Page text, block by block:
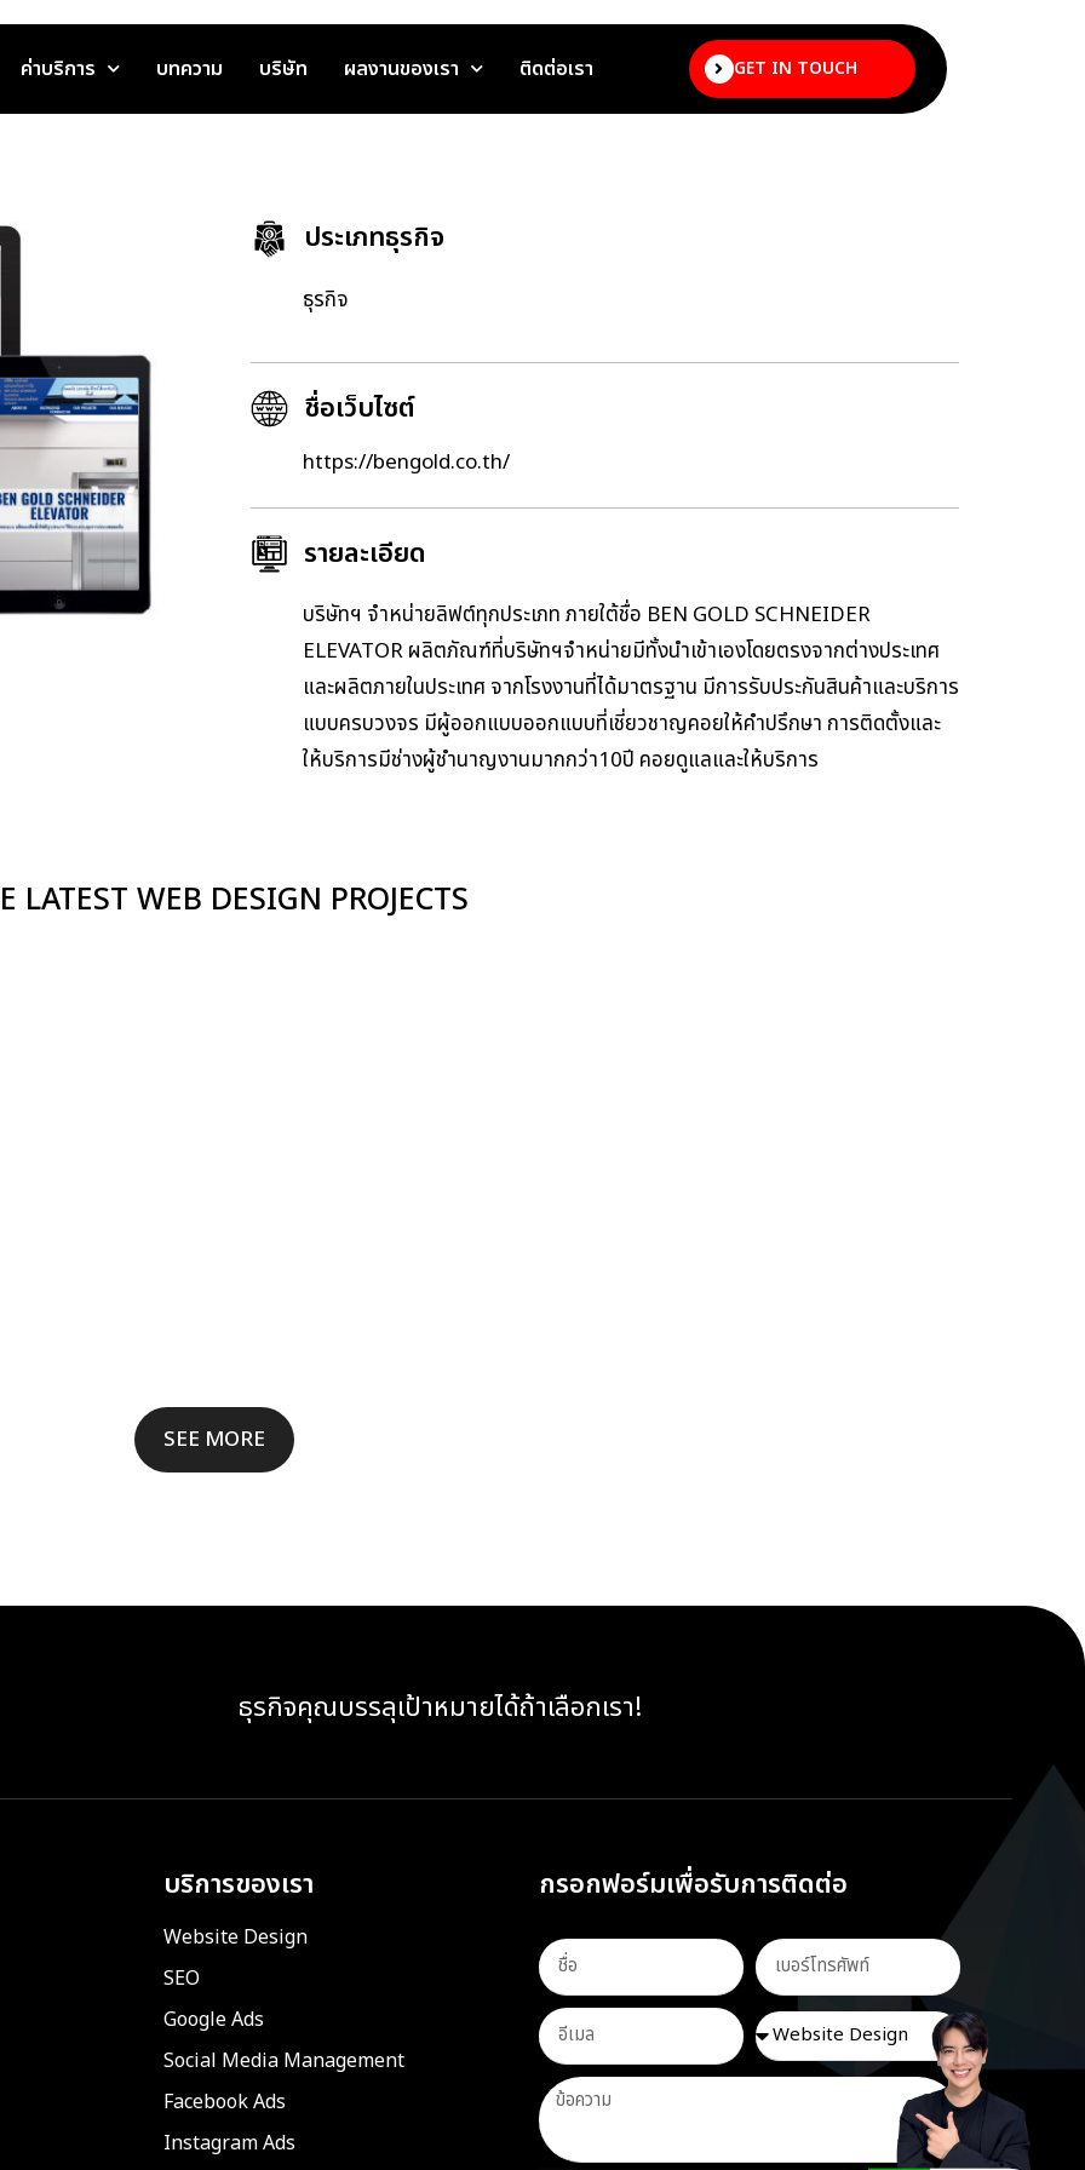
ค่าบริการ บทความ บริษัท ผลงานของเรา ติดต่อเรา GET IN TOUCH
ประเภทธุรกิจ
ธุรกิจ
ชื่อเว็บไซต์
https://bengold.co.th/
รายละเอียด
บริษัทฯ จำหน่ายลิฟต์ทุกประเภท ภายใต้ชื่อ BEN GOLD SCHNEIDER
ELEVATOR ผลิตภัณฑ์ที่บริษัทฯจำหน่ายมีทั้งนำเข้าเองโดยตรงจากต่างประเทศ
และผลิตภายในประเทศ จากโรงงานที่ได้มาตรฐาน มีการรับประกันสินค้าและบริการ
แบบครบวงจร มีผู้ออกแบบออกแบบที่เชี่ยวชาญคอยให้คำปรึกษา การติดตั้งและ
ให้บริการมีช่างผู้ชำนาญงานมากกว่า10ปี คอยดูแลและให้บริการ
LATEST WEB DESIGN PROJECTS
SEE MORE
ธุรกิจคุณบรรลุเป้าหมายได้ถ้าเลือกเรา!
บริการของเรา
Website Design
SEO
Google Ads
Social Media Management
Facebook Ads
Instagram Ads
กรอกฟอร์มเพื่อรับการติดต่อ